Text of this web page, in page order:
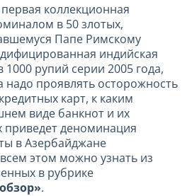
коллекционная
в 50 злотых,
Папе Римскому
индийская
рупий серии 2005 года,
надо проявлять осторожность
карт, к каким
виде банкнот и их
приведет деноминация
в Азербайджане
этом можно узнать из
в рубрике
.